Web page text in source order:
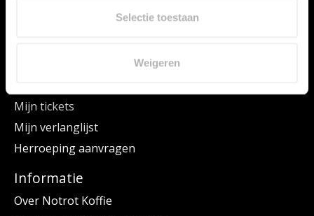
Selectie toestaan
Weigeren
Mijn tickets
Mijn verlanglijst
Herroeping aanvragen
Informatie
Over Notrot Koffie